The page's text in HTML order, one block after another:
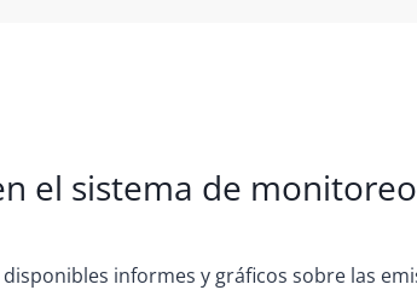
el sistema de
informes y gráficos sobre las